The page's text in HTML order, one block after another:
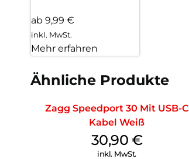
ab 9,99 €
inkl. MwSt.
Mehr erfahren
Ähnliche Produkte
Zagg Speedport 30 Mit USB-C
Kabel Weiß
30,90 €
inkl. MwSt.